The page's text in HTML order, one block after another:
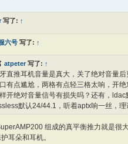
写了: ↑
六号 写了: ↑
atpeter 写了: ↑
直推耳机音量是真大，关了绝对音量
有点尴尬，两格有点轻三格太响，开绝
开绝对音量信号有损失吗？还有，
默认24/44.1，听着aptx响一丝，理
组成的真平衡推力就是很
耳朵和耳机。